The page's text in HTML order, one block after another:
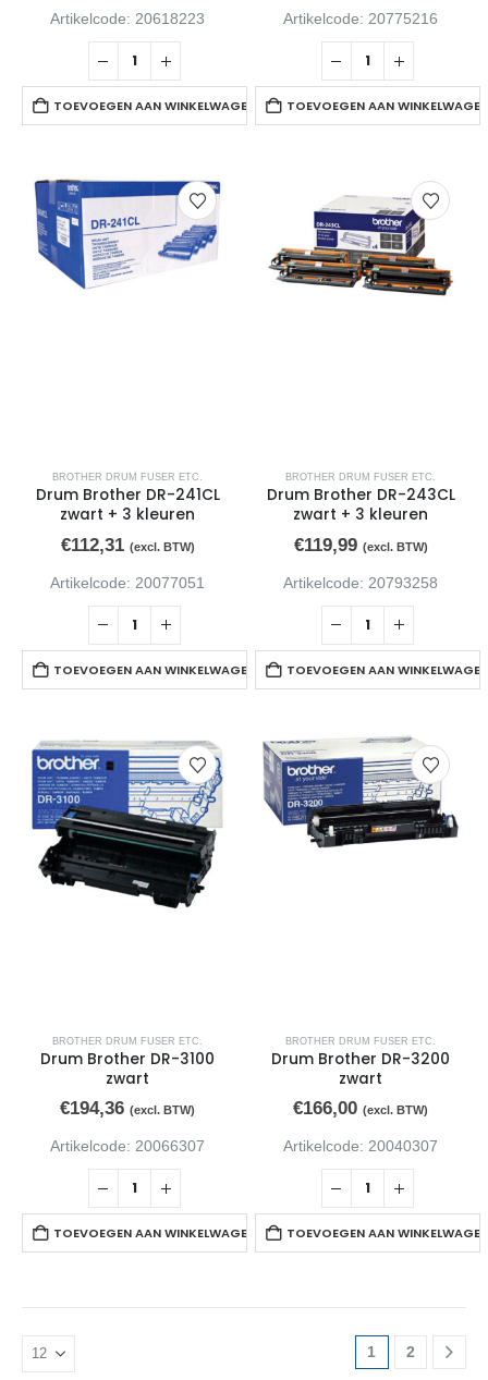
Artikelcode: 20618223
TOEVOEGEN AAN WINKELWAGEN
Artikelcode: 20775216
TOEVOEGEN AAN
BROTHER DRUM FUSER ETC.
Drum Brother DR-241CL
zwart + 3 kleuren
€112,31 (excl. BTW)
Artikelcode: 20077051
TOEVOEGEN AAN WINKELWAGEN
BROTHER DRUM FUSER ETC.
Drum Brother DR-243CL
zwart + 3 kleuren
€119,99 (excl. BTW)
Artikelcode: 20793258
TOEVOEGEN AAN
BROTHER DRUM FUSER ETC.
Drum Brother DR-3100
zwart
€194,36 (excl. BTW)
Artikelcode: 20066307
TOEVOEGEN AAN WINKELWAGEN
BROTHER DRUM FUSER ETC.
Drum Brother DR-3200
zwart
€166,00 (excl. BTW)
Artikelcode: 20040307
TOEVOEGEN AAN
1 2